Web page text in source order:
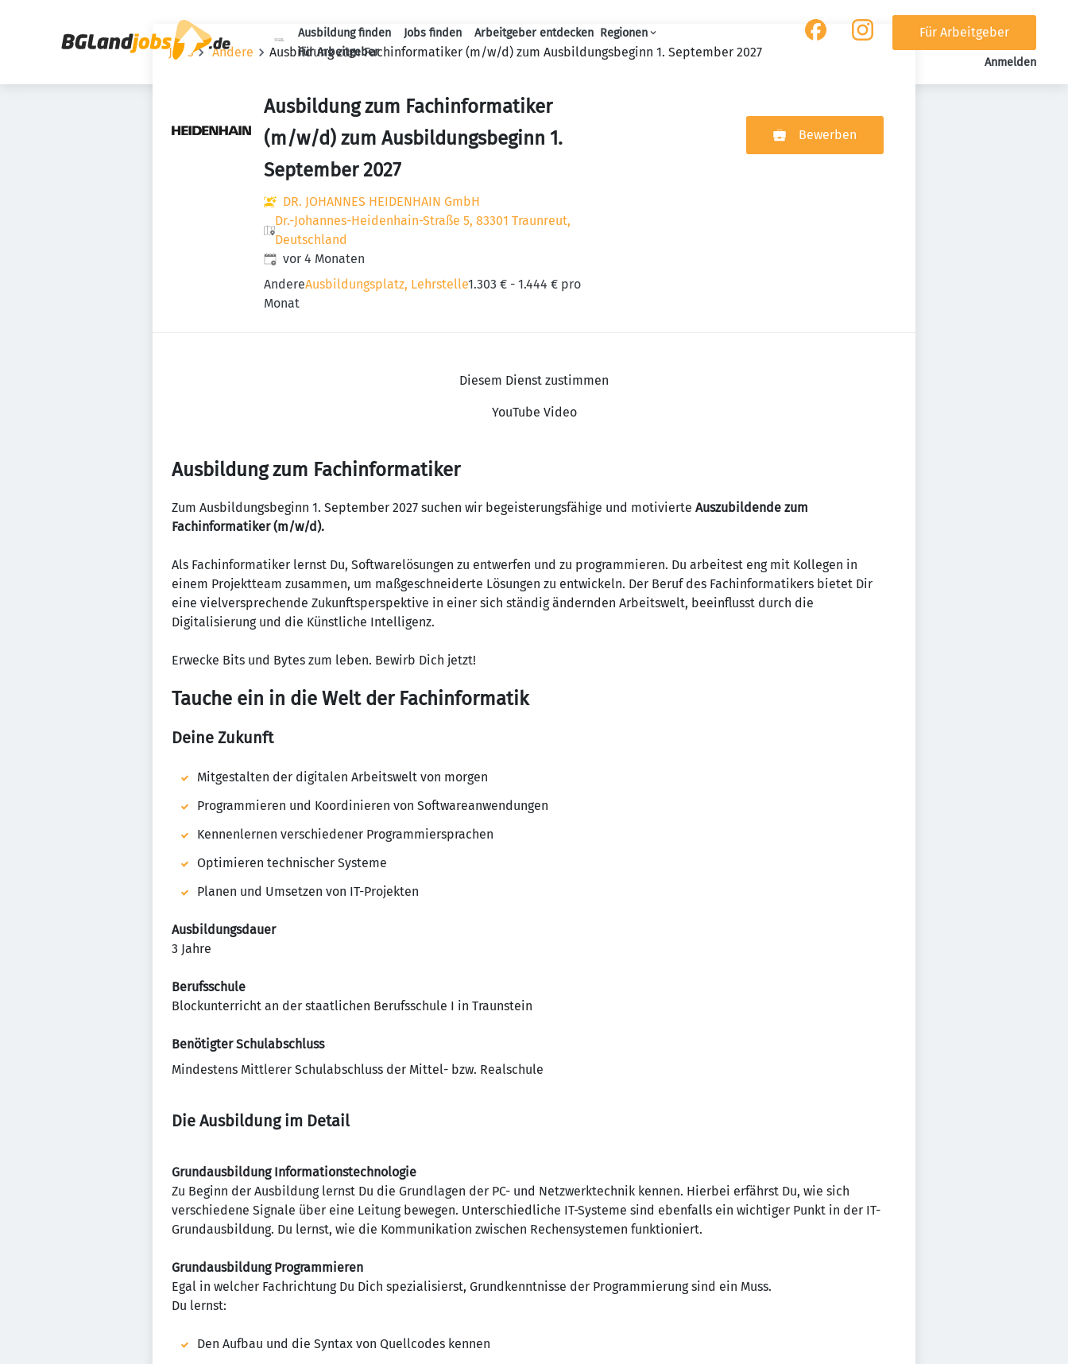
Haupt-Navigation
Ausbildung finden Jobs finden Arbeitgeber entdecken Regionen
Für Arbeitgeber
Für Arbeitgeber
Anmelden
Jobs Andere Ausbildung zum Fachinformatiker (m/w/d) zum Ausbildungsbeginn 1. September 2027
Ausbildung zum Fachinformatiker
(m/w/d) zum Ausbildungsbeginn 1.
September 2027
DR. JOHANNES HEIDENHAIN GmbH
Dr.-Johannes-Heidenhain-Straße 5, 83301 Traunreut,
Deutschland
Veröffentlicht:
vor 4 Monaten
AndereAusbildungsplatz, Lehrstelle1.303 € - 1.444 € pro
Monat
Bewerben
Diesem Dienst zustimmen
YouTube Video
Ausbildung zum Fachinformatiker
Zum Ausbildungsbeginn 1. September 2027 suchen wir begeisterungsfähige und motivierte Auszubildende zum
Fachinformatiker (m/w/d).
Als Fachinformatiker lernst Du, Softwarelösungen zu entwerfen und zu programmieren. Du arbeitest eng mit Kollegen in
einem Projektteam zusammen, um maßgeschneiderte Lösungen zu entwickeln. Der Beruf des Fachinformatikers bietet Dir
eine vielversprechende Zukunftsperspektive in einer sich ständig ändernden Arbeitswelt, beeinflusst durch die
Digitalisierung und die Künstliche Intelligenz.
Erwecke Bits und Bytes zum leben. Bewirb Dich jetzt!
Tauche ein in die Welt der Fachinformatik
Deine Zukunft
Mitgestalten der digitalen Arbeitswelt von morgen
Programmieren und Koordinieren von Softwareanwendungen
Kennenlernen verschiedener Programmiersprachen
Optimieren technischer Systeme
Planen und Umsetzen von IT-Projekten
Ausbildungsdauer
3 Jahre
Berufsschule
Blockunterricht an der staatlichen Berufsschule I in Traunstein
Benötigter Schulabschluss
Mindestens Mittlerer Schulabschluss der Mittel- bzw. Realschule
Die Ausbildung im Detail
Grundausbildung Informationstechnologie
Zu Beginn der Ausbildung lernst Du die Grundlagen der PC- und Netzwerktechnik kennen. Hierbei erfährst Du, wie sich
verschiedene Signale über eine Leitung bewegen. Unterschiedliche IT-Systeme sind ebenfalls ein wichtiger Punkt in der IT-
Grundausbildung. Du lernst, wie die Kommunikation zwischen Rechensystemen funktioniert.
Grundausbildung Programmieren
Egal in welcher Fachrichtung Du Dich spezialisierst, Grundkenntnisse der Programmierung sind ein Muss.
Du lernst:
Den Aufbau und die Syntax von Quellcodes kennen